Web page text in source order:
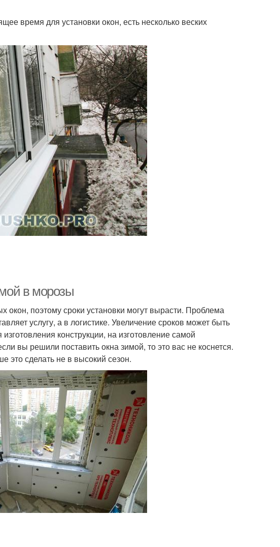
время для установки окон, есть несколько веских
в морозы
окон, поэтому сроки установки могут вырасти. Проблема
услугу, а в логистике. Увеличение сроков может быть
конструкции, на изготовление самой
вы решили поставить окна зимой, то это вас не коснется.
это сделать не в высокий сезон.